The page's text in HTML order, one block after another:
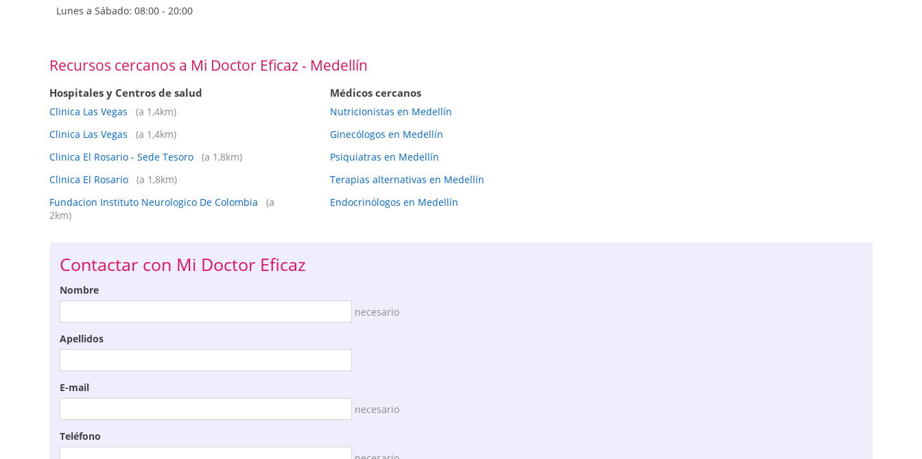
Lunes a Sábado: 08:00 - 20:00
Recursos cercanos a Mi Doctor Eficaz - Medellín
Hospitales y Centros de salud
Clinica Las Vegas
(a 1,4km)
Clinica Las Vegas
(a 1,4km)
Clinica El Rosario - Sede Tesoro
(a 1,8km)
Clinica El Rosario
(a 1,8km)
Fundacion Instituto Neurologico De Colombia
(a
2km)
Médicos cercanos
Nutricionistas en Medellín
Ginecólogos en Medellín
Psiquiatras en Medellín
Terapias alternativas en Medellín
Endocrinólogos en Medellín
Contactar con Mi Doctor Eficaz
Nombre
necesario
Apellidos
E-mail
necesario
Teléfono